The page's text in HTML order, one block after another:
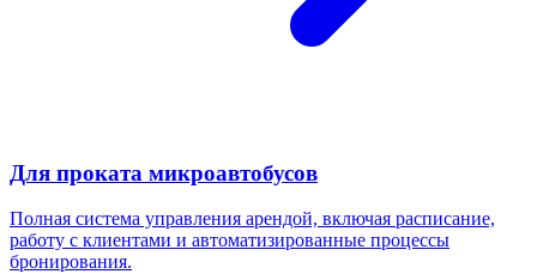
Для проката микроавтобусов
Полная система управления арендой, включая расписание,
работу с клиентами и автоматизированные процессы
бронирования.